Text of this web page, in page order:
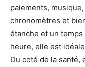
paiements,
chronomètres et
étanche et un temps
heure, elle est
Du coté de la santé,